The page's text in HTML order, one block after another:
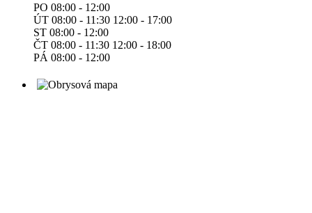
PO 08:00 - 12:00
ÚT 08:00 - 11:30 12:00 - 17:00
ST 08:00 - 12:00
ČT 08:00 - 11:30 12:00 - 18:00
PÁ 08:00 - 12:00